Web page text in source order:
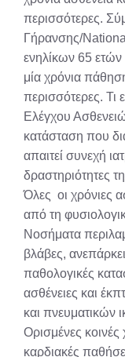
περισσότερες.
Γήρανσης/
ενηλίκων 65
μία χρόνια
περισσότερες. Τι
Ελέγχου
κατάσταση που
απαιτεί συνεχή
δραστηριότητες
Όλες οι χρόνιες
από τη
Νοσήματα
βλάβες,
παθολογικές
ασθένειες και
και πνευματικών
Ορισμένες κοινές
καρδιακές